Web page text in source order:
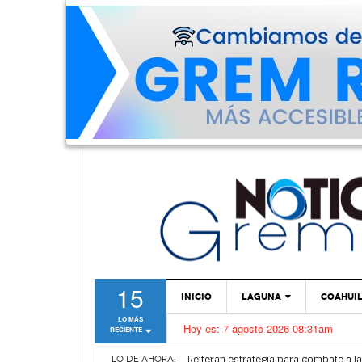
15
LO MÁS
RECIENTE
INICIO LAGUNA
TORREÓN
GÓMEZ PALACIO
Hoy es: 7 agosto 2026 08:31am
LO DE AHORA:
Alertan por plaga de garrapatas en